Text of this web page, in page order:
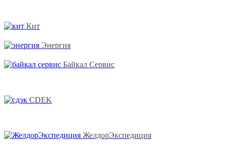
Кит
Энергия
Байкал Сервис
CDEK
ЖелдорЭкспедиция